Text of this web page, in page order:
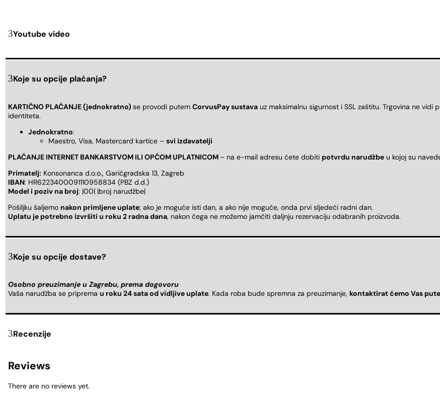
Youtube video
Koje su opcije plaćanja?
KARTIČNO PLAĆANJE (jednokratno) se provodi putem CorvusPay sustava uz maksimalnu sigurnost i SSL zaštitu. Trgovina ne
identiteta.
Jednokratno:
Maestro, Visa, Mastercard kartice – svi izdavatelji
PLAĆANJE INTERNET BANKARSTVOM ILI OPĆOM UPLATNICOM – na e-mail adresu ćete dobiti potvrdu narudžbe u kojoj su
Primatelj: Konsonanca d.o.o., Garićgradska 13, Zagreb
IBAN: HR6223400091110958834 (PBZ d.d.)
Model i poziv na broj: |00| |broj narudžbe|
Pošiljku šaljemo nakon primljene uplate; ako je moguće isti dan, a ako nije moguće, onda prvi sljedeći radni dan.
Uplatu je potrebno izvršiti u roku 2 radna dana, nakon čega ne možemo jamčiti daljnju rezervaciju odabranih proizvoda.
Koje su opcije dostave?
Osobno preuzimanje u Zagrebu, prema dogovoru
Vaša narudžba se priprema u roku 24 sata od vidljive uplate. Kada roba bude spremna za preuzimanje, kontaktirat ćemo Vas
Recenzije
Reviews
There are no reviews yet.